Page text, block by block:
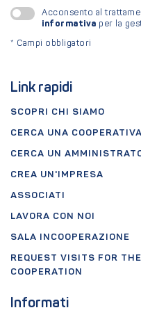
Link rapidi
SCOPRI CHI SIAMO
CERCA UNA COOPERATIVA
CERCA UN
CREA UN'IMPRESA
ASSOCIATI
LAVORA CON NOI
SALA INCOOPERAZIONE
REQUEST VISITS FOR
COOPERATION
Informati
Acconsento al
informativa per la
* Campi obbligatori